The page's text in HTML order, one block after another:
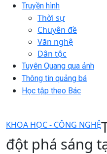
Truyền hình
Thời sự
Chuyên đề
Văn nghệ
Dân tộc
Tuyên Quang qua ảnh
Thông tin quảng bá
Học tập theo Bác
KHOA HỌC - CÔNG NGHỆ
đột phá sáng